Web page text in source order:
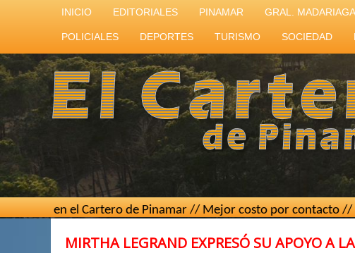
INICIO EDITORIALES PINAMAR GRAL. MADARIAGA
POLICIALES DEPORTES TURISMO SOCIEDAD
el Cartero de Pinamar // Mejor costo por contacto // Teléfono
MIRTHA LEGRAND EXPRESÓ SU APOYO A